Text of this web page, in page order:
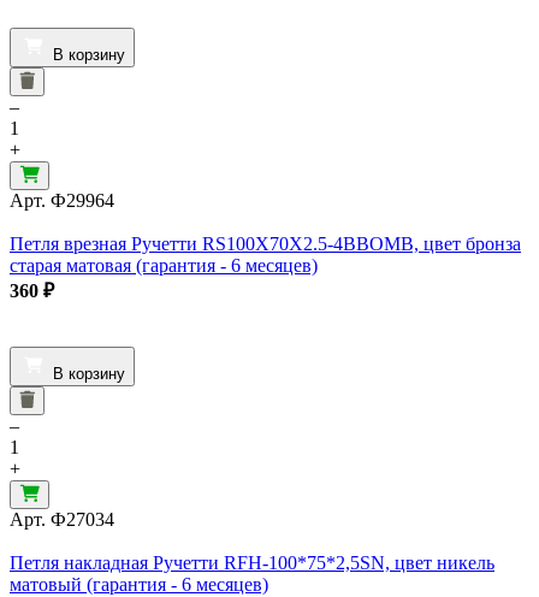
В корзину
–
1
+
Арт. Ф29964
Петля врезная Ручетти RS100X70X2.5-4BBOMB, цвет бронза
старая матовая (гарантия - 6 месяцев)
360 ₽
В корзину
–
1
+
Арт. Ф27034
Петля накладная Ручетти RFH-100*75*2,5SN, цвет никель
матовый (гарантия - 6 месяцев)